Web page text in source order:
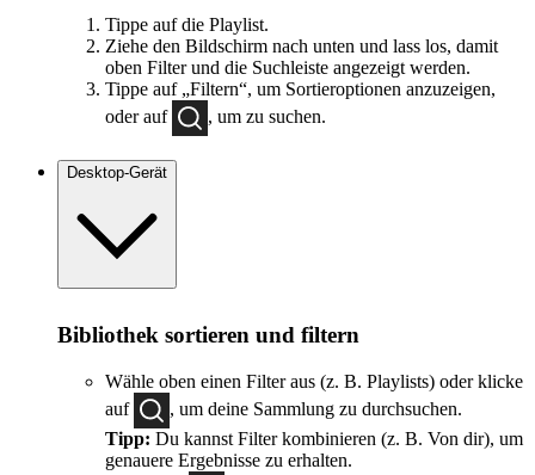
Tippe auf die Playlist.
Ziehe den Bildschirm nach unten und lass los, damit
oben Filter und die Suchleiste angezeigt werden.
Tippe auf „Filtern“, um Sortieroptionen anzuzeigen,
oder auf
, um zu suchen.
Desktop-Gerät
Bibliothek sortieren und filtern
Wähle oben einen Filter aus (z. B. Playlists) oder klicke
auf
, um deine Sammlung zu durchsuchen.
Tipp: Du kannst Filter kombinieren (z. B. Von dir), um
genauere Ergebnisse zu erhalten.